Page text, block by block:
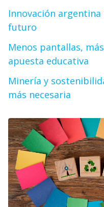
Innovación
futuro
Menos pantallas,
apuesta educativa
Minería y
más necesaria